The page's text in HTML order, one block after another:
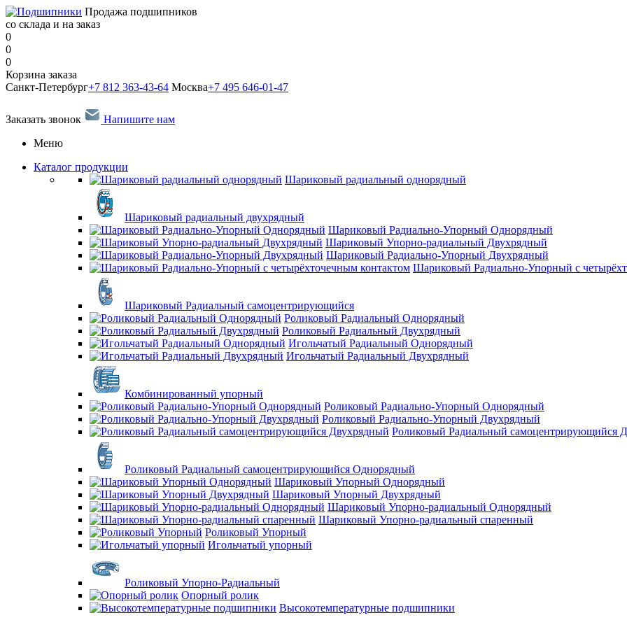
Продажа подшипников
со склада и на заказ
0
0
0
Корзина заказа
Санкт-Петербург+7 812 363-43-64 Москва+7 495 646-01-47
Заказать звонок
Напишите нам
Меню
Каталог продукции
Шариковый радиальный однорядный
Шариковый радиальный двухрядный
Шариковый Радиально-Упорный Однорядный
Шариковый Упорно-радиальный Двухрядный
Шариковый Радиально-Упорный Двухрядный
Шариковый Радиально-Упорный с
Шариковый Радиальный самоцентрирующийся
Роликовый Радиальный Однорядный
Роликовый Радиальный Двухрядный
Игольчатый Радиальный Однорядный
Игольчатый Радиальный Двухрядный
Комбинированный упорный
Роликовый Радиально-Упорный Однорядный
Роликовый Радиально-Упорный Двухрядный
Роликовый Радиальный самоцентрирующийся
Роликовый Радиальный самоцентрирующийся Однорядный
Шариковый Упорный Однорядный
Шариковый Упорный Двухрядный
Шариковый Упорно-радиальный Однорядный
Шариковый Упорно-радиальный спаренный
Роликовый Упорный
Игольчатый упорный
Роликовый Упорно-Радиальный
Опорный ролик
Высокотемпературные подшипники